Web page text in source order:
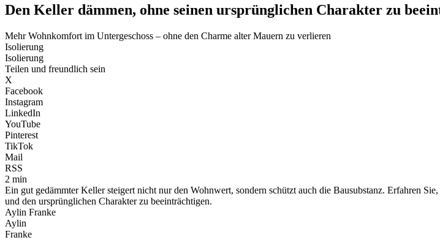
Den Keller dämmen, ohne seinen ursprünglichen Charakter zu
Mehr Wohnkomfort im Untergeschoss – ohne den Charme alter Mauern zu verlieren
Isolierung
Isolierung
Teilen und freundlich sein
X
Facebook
Instagram
LinkedIn
YouTube
Pinterest
TikTok
Mail
RSS
2 min
Ein gut gedämmter Keller steigert nicht nur den Wohnwert, sondern schützt auch die Bausubstanz. Erfahren
und den ursprünglichen Charakter zu beeinträchtigen.
Aylin Franke
Aylin
Franke